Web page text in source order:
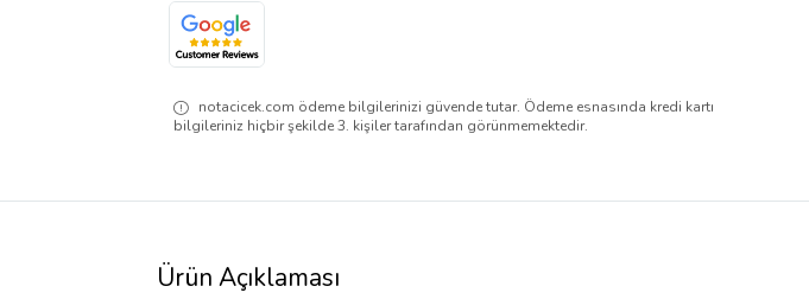
notacicek.com ödeme bilgilerinizi güvende tutar. Ödeme esnasında kredi kartı
bilgileriniz hiçbir şekilde 3. kişiler tarafından görünmemektedir.
Ürün Açıklaması